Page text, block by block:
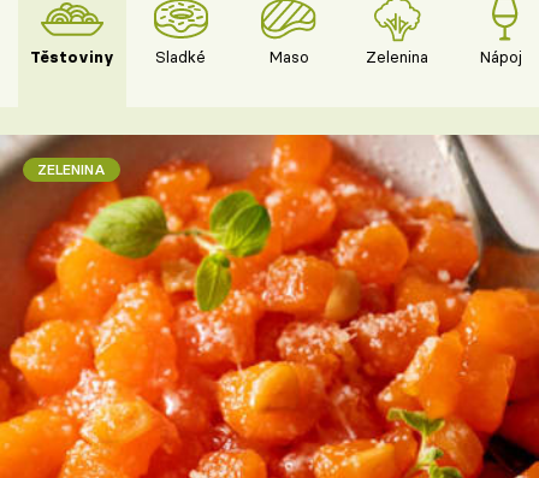
Těstoviny Sladké Maso Zelenina Nápoje
ZELENINA